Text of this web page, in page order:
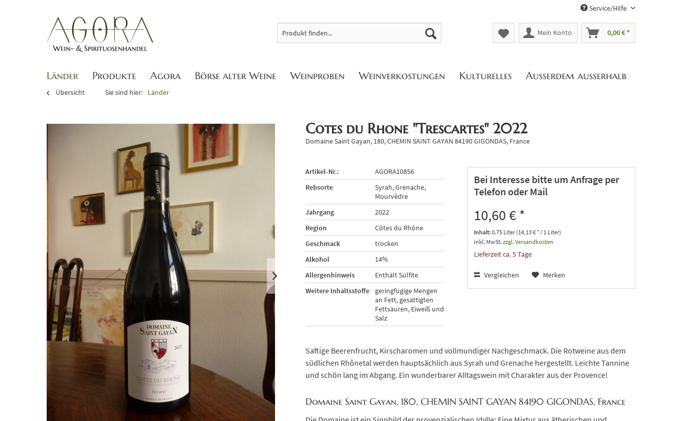
Service/Hilfe
Mein Konto 0,00 € *
Länder Produkte Agora Börse alter Weine Weinproben Weinverkostungen Kulturelles Außerdem außerhalb
Übersicht Sie sind hier: Länder
Cotes du Rhone "Trescartes" 2022
Domaine Saint Gayan, 180, CHEMIN SAINT GAYAN 84190 GIGONDAS, France
Artikel-Nr.:
AGORA10856
Rebsorte
Syrah, Grenache,
Mourvèdre
Jahrgang
2022
Region
Côtes du Rhône
Geschmack
trocken
Alkohol
14%
Allergenhinweis
Enthält Sulfite
Weitere Inhaltsstoffe
geringfügige Mengen
an Fett, gesättigten
Fettsäuren, Eiweiß und
Salz
Bei Interesse bitte um Anfrage per
Telefon oder Mail
10,60 € *
Inhalt:0.75 Liter (14,13 € * / 1 Liter)
inkl. MwSt. zzgl. Versandkosten
Lieferzeit ca. 5 Tage
Vergleichen Merken
Saftige Beerenfrucht, Kirscharomen und vollmundiger Nachgeschmack. Die Rotweine aus dem
südlichen Rhônetal werden hauptsächlich aus Syrah und Grenache hergestellt. Leichte Tannine
und schön lang im Abgang. Ein wunderbarer Alltagswein mit Charakter aus der Provence!
Domaine Saint Gayan, 180, CHEMIN SAINT GAYAN 84190 GIGONDAS, France